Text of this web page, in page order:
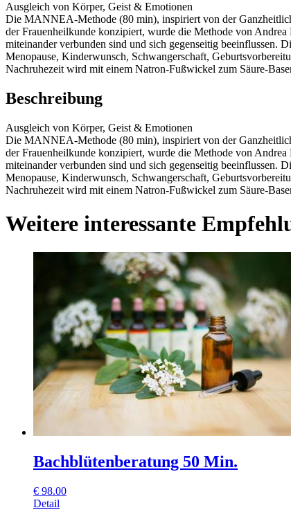
Ausgleich von Körper, Geist & Emotionen
Die MANNEA-Methode (80 min), inspiriert von der
der Frauenheilkunde konzipiert, wurde die Methode von
miteinander verbunden sind und sich gegenseitig beeinflussen.
Menopause, Kinderwunsch, Schwangerschaft,
Nachruhezeit wird mit einem Natron-Fußwickel zum Säure-
Beschreibung
Ausgleich von Körper, Geist & Emotionen
Die MANNEA-Methode (80 min), inspiriert von der
der Frauenheilkunde konzipiert, wurde die Methode von
miteinander verbunden sind und sich gegenseitig beeinflussen.
Menopause, Kinderwunsch, Schwangerschaft,
Nachruhezeit wird mit einem Natron-Fußwickel zum Säure-
Weitere interessante
Bachblütenberatung 50 Min.
€ 98.00
Detail